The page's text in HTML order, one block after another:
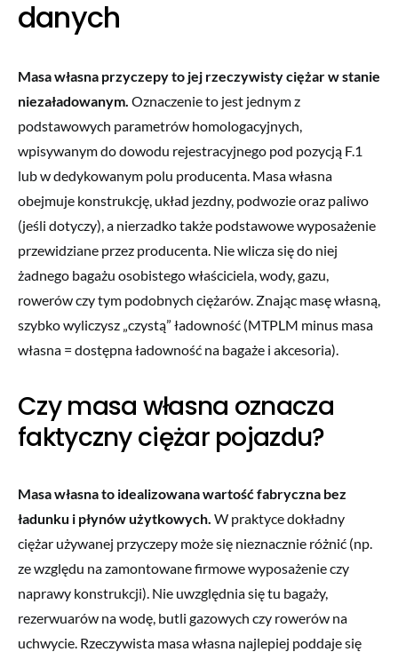
danych
Masa własna przyczepy to jej rzeczywisty ciężar w stanie
niezaładowanym. Oznaczenie to jest jednym z
podstawowych parametrów homologacyjnych,
wpisywanym do dowodu rejestracyjnego pod pozycją F.1
lub w dedykowanym polu producenta. Masa własna
obejmuje konstrukcję, układ jezdny, podwozie oraz paliwo
(jeśli dotyczy), a nierzadko także podstawowe wyposażenie
przewidziane przez producenta. Nie wlicza się do niej
żadnego bagażu osobistego właściciela, wody, gazu,
rowerów czy tym podobnych ciężarów. Znając masę własną,
szybko wyliczysz „czystą” ładowność (MTPLM minus masa
własna = dostępna ładowność na bagaże i akcesoria).
Czy masa własna oznacza
faktyczny ciężar pojazdu?
Masa własna to idealizowana wartość fabryczna bez
ładunku i płynów użytkowych. W praktyce dokładny
ciężar używanej przyczepy może się nieznacznie różnić (np.
ze względu na zamontowane firmowe wyposażenie czy
naprawy konstrukcji). Nie uwzględnia się tu bagaży,
rezerwuarów na wodę, butli gazowych czy rowerów na
uchwycie. Rzeczywista masa własna najlepiej poddaje się